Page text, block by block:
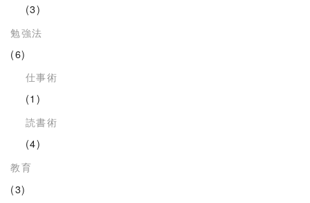
(3)
勉強法
(6)
仕事術
(1)
読書術
(4)
教育
(3)